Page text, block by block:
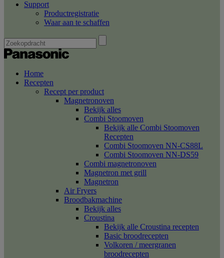
Support
Productregistratie
Waar aan te schaffen
Home
Recepten
Recept per product
Magnetronoven
Bekijk alles
Combi Stoomoven
Bekijk alle Combi Stoomoven
Recepten
Combi Stoomoven NN-CS88L
Combi Stoomoven NN-DS59
Combi magnetronoven
Magnetron met grill
Magnetron
Air Fryers
Broodbakmachine
Bekijk alles
Croustina
Bekijk alle Croustina recepten
Basic broodrecepten
Volkoren / meergranen
broodrecepten